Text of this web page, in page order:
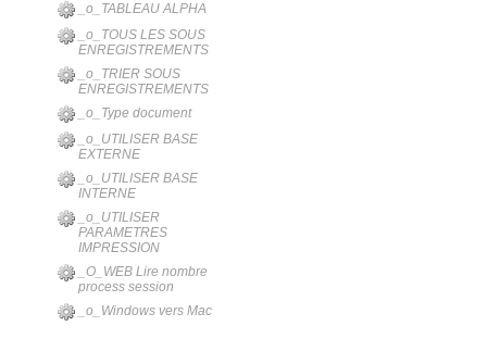
_o_TABLEAU ALPHA
_o_TOUS LES SOUS
ENREGISTREMENTS
_o_TRIER SOUS
ENREGISTREMENTS
_o_Type document
_o_UTILISER BASE
EXTERNE
_o_UTILISER BASE
INTERNE
_o_UTILISER
PARAMETRES
IMPRESSION
_O_WEB Lire nombre
process session
_o_Windows vers Mac